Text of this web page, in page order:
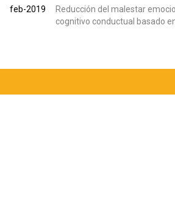
feb-2019
Reducción del malestar
cognitivo conductual basado